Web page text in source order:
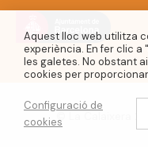
© La Calaixera
Aquest lloc web utilitza
experiència. En fer clic a
les galetes. No obstant
cookies per
Configuració de
cookies